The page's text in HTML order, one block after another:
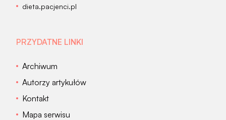
dieta.pacjenci.pl
PRZYDATNE LINKI
Archiwum
Autorzy artykułów
Kontakt
Mapa serwisu